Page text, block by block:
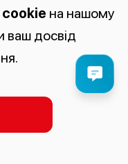
cookie на нашому
ваш досвід